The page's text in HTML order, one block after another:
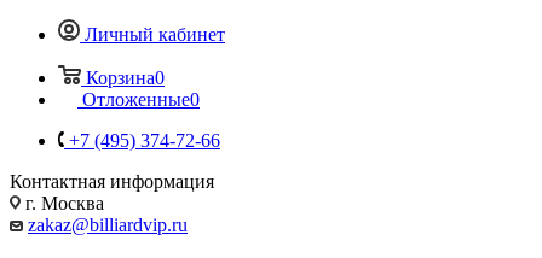
Личный кабинет
Корзина0
Отложенные0
+7 (495) 374-72-66
Контактная информация
г. Москва
zakaz@billiardvip.ru